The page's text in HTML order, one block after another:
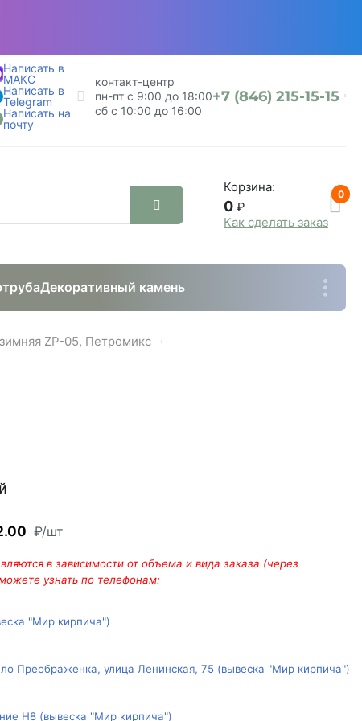
Написать в
МАКС
Написать в
Telegram
Написать на
почту
контакт-центр
пн-пт с 9:00 до 18:00
сб с 10:00 до 16:00
+7 (846) 215-15-15
Корзина:
0 ₽
Как сделать заказ
0
Декоративный камень
ZP-05, Петромикс
₽/шт
в зависимости от объема и вида заказа (через
узнать по телефонам:
"Мир кирпича")
Преображенка, улица Ленинская, 75 (вывеска "Мир кирпича")
Н8 (вывеска "Мир кирпича")